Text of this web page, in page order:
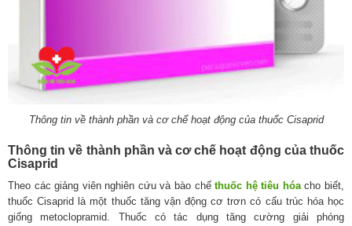
Thông tin về thành phần và cơ chế hoạt động của thuốc Cisaprid
Thông tin về thành phần và cơ chế hoạt động của thuốc
Cisaprid
Theo các giảng viên nghiên cứu và bào chếthuốc hệ tiêu hóacho biết,
thuốc Cisaprid là một thuốc tăng vận động cơ trơn có cấu trúc hóa học
giống metoclopramid. Thuốc có tác dụng tăng cường giải phóng